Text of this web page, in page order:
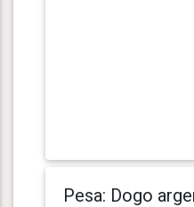
Pesa: Dogo